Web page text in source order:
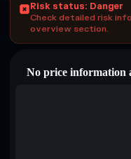
Risk status: Danger
Check detailed risk
overview section.
No price information